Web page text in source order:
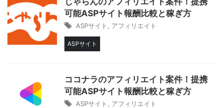
可能ASPサイト報酬比較と稼ぎ方
ASPサイト アフィリエイト
ASPサイト
ココナラのアフィリエイト案件！提携
可能ASPサイト報酬比較と稼ぎ方
ASPサイト アフィリエイト